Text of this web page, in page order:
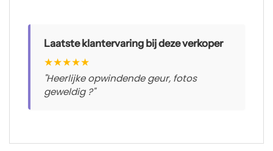
Laatste klantervaring bij deze verkoper
★★★★★
"Heerlijke opwindende geur, fotos
geweldig ?"